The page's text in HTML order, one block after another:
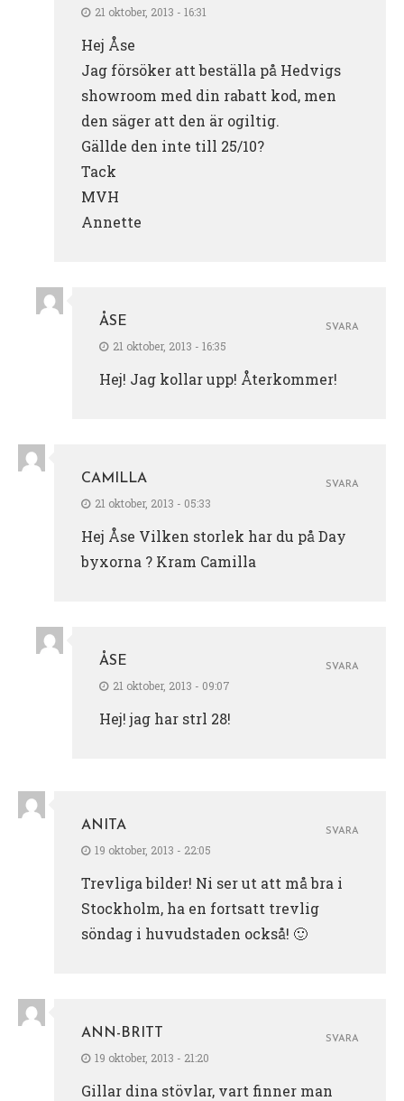
21 oktober, 2013 - 16:31
Hej Åse
Jag försöker att beställa på Hedvigs
showroom med din rabatt kod, men
den säger att den är ogiltig.
Gällde den inte till 25/10?
Tack
MVH
Annette
ÅSE
21 oktober, 2013 - 16:35
Hej! Jag kollar upp! Återkommer!
SVARA
CAMILLA
21 oktober, 2013 - 05:33
Hej Åse Vilken storlek har du på Day
byxorna ? Kram Camilla
SVARA
ÅSE
21 oktober, 2013 - 09:07
Hej! jag har strl 28!
SVARA
ANITA
19 oktober, 2013 - 22:05
Trevliga bilder! Ni ser ut att må bra i
Stockholm, ha en fortsatt trevlig
söndag i huvudstaden också! 🙂
SVARA
ANN-BRITT
19 oktober, 2013 - 21:20
Gillar dina stövlar, vart finner man
SVARA